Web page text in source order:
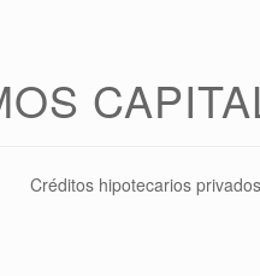
Créditos hipotecarios privados